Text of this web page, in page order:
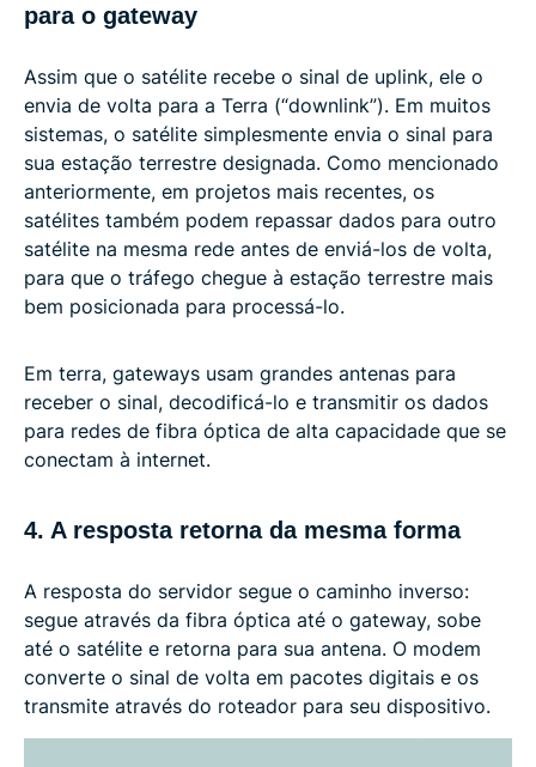
para o gateway
Assim que o satélite recebe o sinal de uplink, ele o
envia de volta para a Terra (“downlink”). Em muitos
sistemas, o satélite simplesmente envia o sinal para
sua estação terrestre designada. Como mencionado
anteriormente, em projetos mais recentes, os
satélites também podem repassar dados para outro
satélite na mesma rede antes de enviá-los de volta,
para que o tráfego chegue à estação terrestre mais
bem posicionada para processá-lo.
Em terra, gateways usam grandes antenas para
receber o sinal, decodificá-lo e transmitir os dados
para redes de fibra óptica de alta capacidade que se
conectam à internet.
4. A resposta retorna da mesma forma
A resposta do servidor segue o caminho inverso:
segue através da fibra óptica até o gateway, sobe
até o satélite e retorna para sua antena. O modem
converte o sinal de volta em pacotes digitais e os
transmite através do roteador para seu dispositivo.